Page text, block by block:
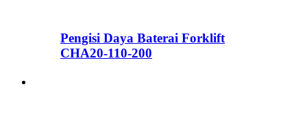
Pengisi Daya Baterai Forklift
CHA20-110-200